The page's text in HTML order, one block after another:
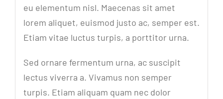
eu elementum nisl. Maecenas sit amet
lorem aliquet, euismod justo ac, semper est.
Etiam vitae luctus turpis, a porttitor urna.
Sed ornare fermentum urna, ac suscipit
lectus viverra a. Vivamus non semper
turpis. Etiam aliquam quam nec dolor